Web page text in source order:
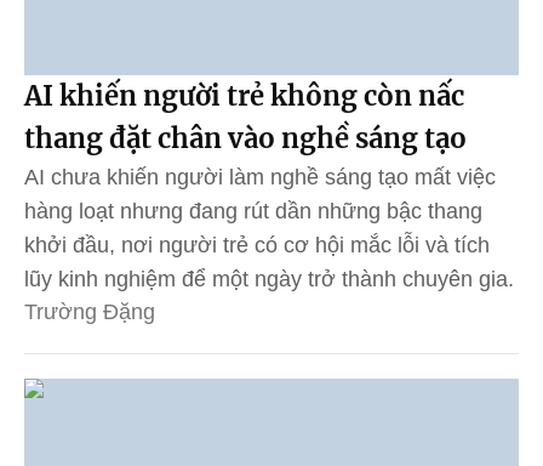
AI khiến người trẻ không còn nấc
thang đặt chân vào nghề sáng tạo
AI chưa khiến người làm nghề sáng tạo mất việc
hàng loạt nhưng đang rút dần những bậc thang
khởi đầu, nơi người trẻ có cơ hội mắc lỗi và tích
lũy kinh nghiệm để một ngày trở thành chuyên gia.
Trường Đặng